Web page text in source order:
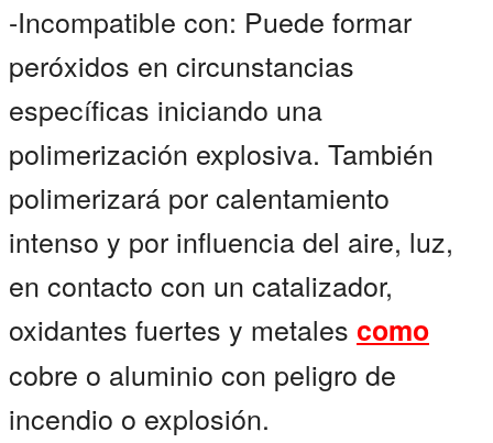
-Incompatible con: Puede formar
peróxidos en circunstancias
específicas iniciando una
polimerización explosiva. También
polimerizará por calentamiento
intenso y por influencia del aire, luz,
en contacto con un catalizador,
oxidantes fuertes y metales como
cobre o aluminio con peligro de
incendio o explosión.